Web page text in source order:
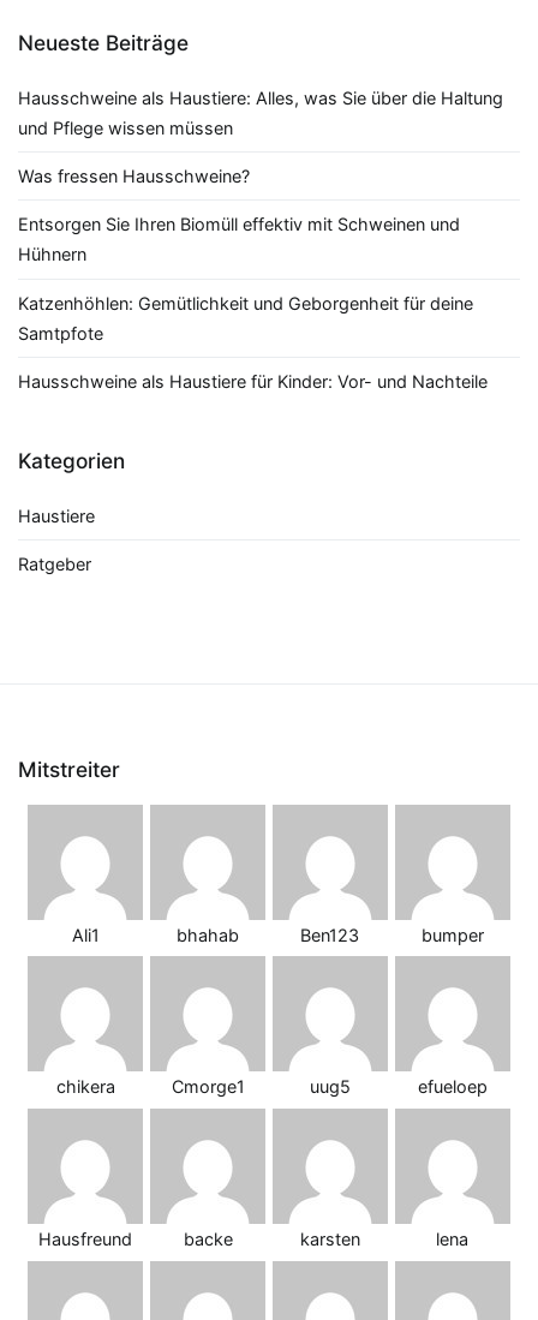
Neueste Beiträge
Hausschweine als Haustiere: Alles, was Sie über die Haltung
und Pflege wissen müssen
Was fressen Hausschweine?
Entsorgen Sie Ihren Biomüll effektiv mit Schweinen und
Hühnern
Katzenhöhlen: Gemütlichkeit und Geborgenheit für deine
Samtpfote
Hausschweine als Haustiere für Kinder: Vor- und Nachteile
Kategorien
Haustiere
Ratgeber
Mitstreiter
Ali1 bhahab Ben123 bumper
chikera Cmorge1 uug5 efueloep
Hausfreund backe karsten lena